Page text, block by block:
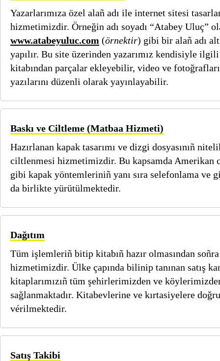
Yazarlarımıza özel alañ adı ile internet sitesi
hizmetimizdir. Örneğin adı soyadı “Atabey Uluç”
www.atabeyuluc.com (örnektir) gibi bir alañ adı
yapılır. Bu site üzerinden yazarımız kendisiyle
kitabından parçalar ekleyebilir, video ve
yazılarını düzenli olarak yayınlayabilir.
Baskı ve Ciltleme (Matbaa Hizmeti)
Hazırlanan kapak tasarımı ve dizgi dosyasınıñ
ciltlenmesi hizmetimizdir. Bu kapsamda Amerikan
gibi kapak yöntemleriniñ yanı sıra selefonlama ve
da birlikte yürütülmektedir.
Dağıtım
Tüm işlemleriñ bitip kitabıñ hazır olmasından
hizmetimizdir. Ülke çapında bilinip tanınan satış
kitaplarımızıñ tüm şehirlerimizden ve
sağlanmaktadır. Kitabevlerine ve kırtasiyelere
vérilmektedir.
Satış Takibi